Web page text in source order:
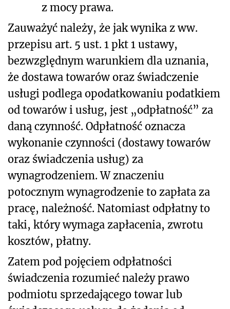
z mocy prawa.
Zauważyć należy, że jak wynika z ww.
przepisu art. 5 ust. 1 pkt 1 ustawy,
bezwzględnym warunkiem dla uznania,
że dostawa towarów oraz świadczenie
usługi podlega opodatkowaniu podatkiem
od towarów i usług, jest „odpłatność” za
daną czynność. Odpłatność oznacza
wykonanie czynności (dostawy towarów
oraz świadczenia usług) za
wynagrodzeniem. W znaczeniu
potocznym wynagrodzenie to zapłata za
pracę, należność. Natomiast odpłatny to
taki, który wymaga zapłacenia, zwrotu
kosztów, płatny.
Zatem pod pojęciem odpłatności
świadczenia rozumieć należy prawo
podmiotu sprzedającego towar lub